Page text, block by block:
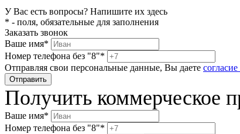
У Вас есть вопросы? Напишите их здесь
* - поля, обязательные для заполнения
Заказать звонок
Ваше имя*
Номер телефона без "8"*
Отправляя свои персональные данные, Вы даете
Получить коммерческое
Ваше имя*
Номер телефона без "8"*